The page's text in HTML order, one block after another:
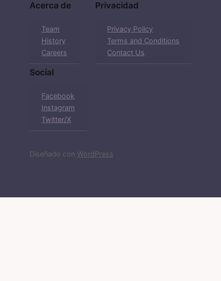
Acerca de
Team
History
Careers
Privacidad
Privacy Policy
Terms and Conditions
Contact Us
Social
Facebook
Instagram
Twitter/X
Diseñado con WordPress